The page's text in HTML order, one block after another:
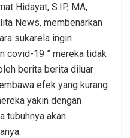
Hidayat, S.IP, MA,
News, membenarkan
sukarela ingin
covid-19 ” mereka tidak
berita berita diluar
efek yang kurang
yakin dengan
tubuhnya akan